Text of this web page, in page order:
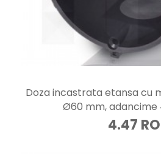
Doza incastrata etansa cu
Ø60 mm, adancime
4.47